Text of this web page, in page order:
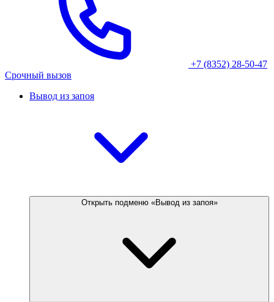
+7 (8352) 28-50-47
Срочный вызов
Вывод из запоя
Открыть подменю «Вывод из запоя»